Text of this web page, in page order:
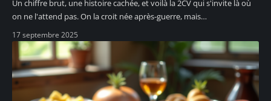
Un chiffre brut, une histoire cachée, et voilà la 2CV qui s'invite là où
on ne l'attend pas. On la croit née après-guerre, mais…
17 septembre 2025